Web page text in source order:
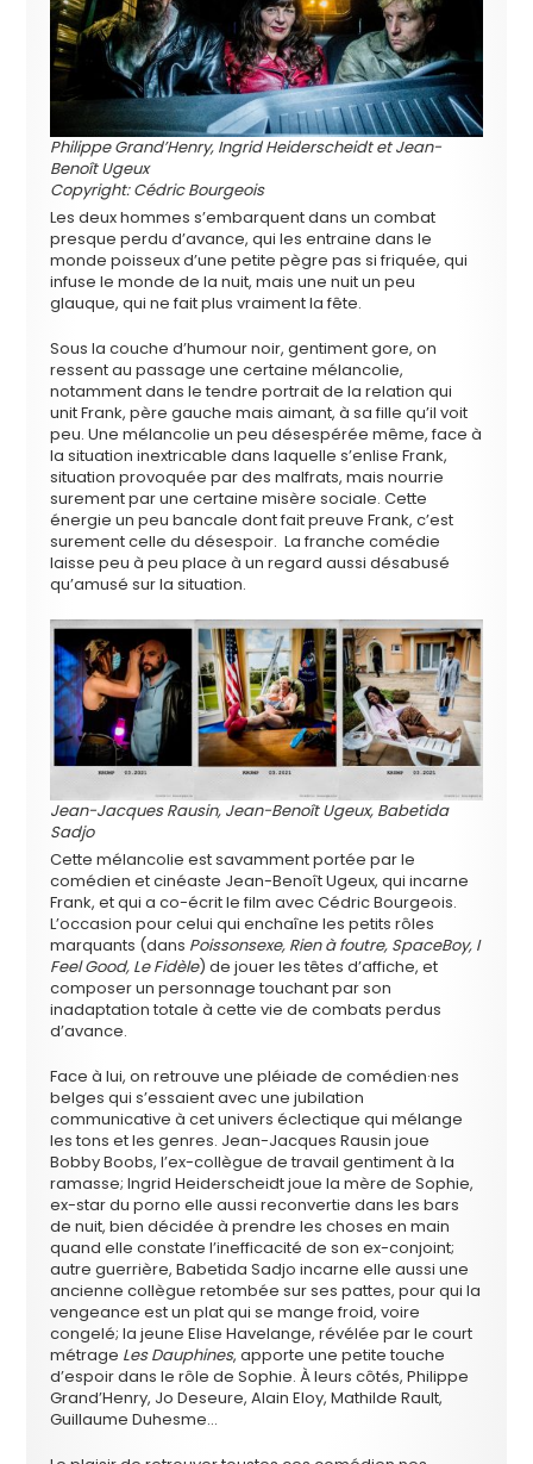
Philippe Grand’Henry, Ingrid Heiderscheidt et Jean-
Benoît Ugeux
Copyright: Cédric Bourgeois
Les deux hommes s’embarquent dans un combat
presque perdu d’avance, qui les entraine dans le
monde poisseux d’une petite pègre pas si friquée, qui
infuse le monde de la nuit, mais une nuit un peu
glauque, qui ne fait plus vraiment la fête.
Sous la couche d’humour noir, gentiment gore, on
ressent au passage une certaine mélancolie,
notamment dans le tendre portrait de la relation qui
unit Frank, père gauche mais aimant, à sa fille qu’il voit
peu. Une mélancolie un peu désespérée même, face à
la situation inextricable dans laquelle s’enlise Frank,
situation provoquée par des malfrats, mais nourrie
surement par une certaine misère sociale. Cette
énergie un peu bancale dont fait preuve Frank, c’est
surement celle du désespoir. La franche comédie
laisse peu à peu place à un regard aussi désabusé
qu’amusé sur la situation.
Jean-Jacques Rausin, Jean-Benoît Ugeux, Babetida
Sadjo
Cette mélancolie est savamment portée par le
comédien et cinéaste Jean-Benoît Ugeux, qui incarne
Frank, et qui a co-écrit le film avec Cédric Bourgeois.
L’occasion pour celui qui enchaîne les petits rôles
marquants (dans Poissonsexe, Rien à foutre, SpaceBoy, I
Feel Good, Le Fidèle) de jouer les têtes d’affiche, et
composer un personnage touchant par son
inadaptation totale à cette vie de combats perdus
d’avance.
Face à lui, on retrouve une pléiade de comédien·nes
belges qui s’essaient avec une jubilation
communicative à cet univers éclectique qui mélange
les tons et les genres. Jean-Jacques Rausin joue
Bobby Boobs, l’ex-collègue de travail gentiment à la
ramasse; Ingrid Heiderscheidt joue la mère de Sophie,
ex-star du porno elle aussi reconvertie dans les bars
de nuit, bien décidée à prendre les choses en main
quand elle constate l’inefficacité de son ex-conjoint;
autre guerrière, Babetida Sadjo incarne elle aussi une
ancienne collègue retombée sur ses pattes, pour qui la
vengeance est un plat qui se mange froid, voire
congelé; la jeune Elise Havelange, révélée par le court
métrage Les Dauphines, apporte une petite touche
d’espoir dans le rôle de Sophie. À leurs côtés, Philippe
Grand’Henry, Jo Deseure, Alain Eloy, Mathilde Rault,
Guillaume Duhesme…